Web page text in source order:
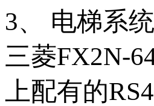
3、 电梯系
三菱FX2N-
上配有的